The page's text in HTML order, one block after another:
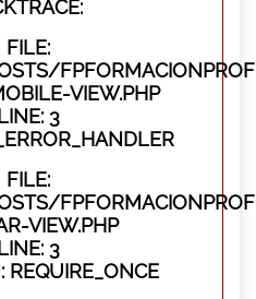
FILE:
VIEW.PHP
3
FILE:
VIEW.PHP
3
REQUIRE_ONCE